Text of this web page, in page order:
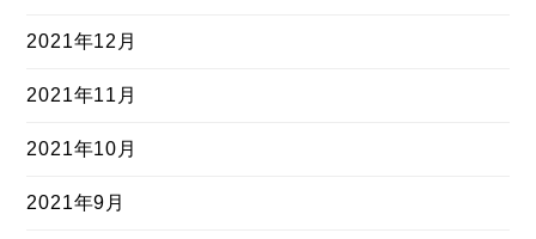
2021年12月
2021年11月
2021年10月
2021年9月